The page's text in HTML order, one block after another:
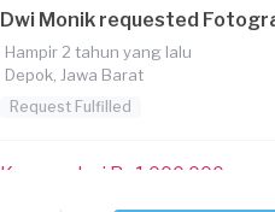
Dwi Monik requested
Hampir 2 tahun yang lalu
Depok, Jawa Barat
Request Fulfilled
Kurang dari Rp1.000.000